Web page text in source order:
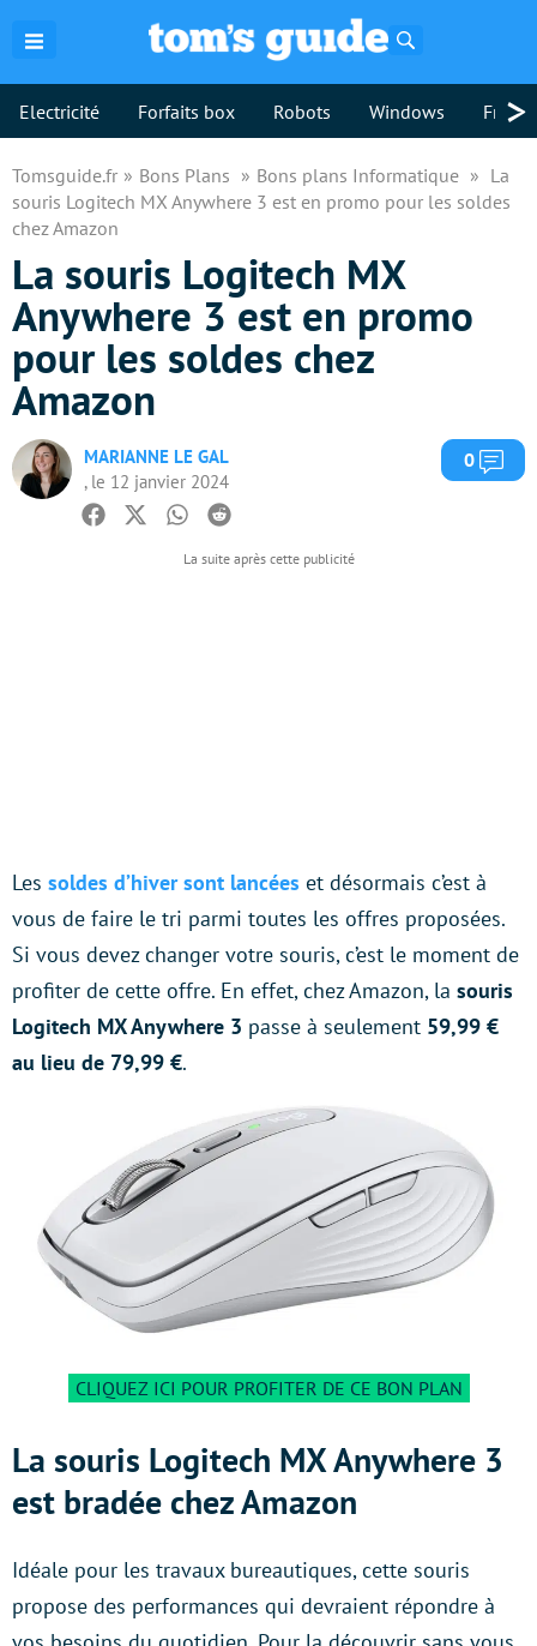
Electricité Forfaits box Robots Windows >
Tomsguide.fr Bons Plans Bons plans Informatique
La
souris Logitech MX Anywhere 3 est en promo pour les soldes
chez Amazon
La souris Logitech MX
Anywhere 3 est en promo
pour les soldes chez
Amazon
MARIANNE LE GAL
, le 12 janvier 2024
0
Facebook
TwitterWhatsapp
Reddit
Les soldes d’hiver sont lancées et désormais c’est à
vous de faire le tri parmi toutes les offres proposées.
Si vous devez changer votre souris, c’est le moment de
profiter de cette offre. En effet, chez Amazon, la souris
Logitech MX Anywhere 3 passe à seulement 59,99 €
au lieu de 79,99 €.
CLIQUEZ ICI POUR PROFITER DE CE BON PLAN
La souris Logitech MX Anywhere 3
est bradée chez Amazon
Idéale pour les travaux bureautiques, cette souris
propose des performances qui devraient répondre à